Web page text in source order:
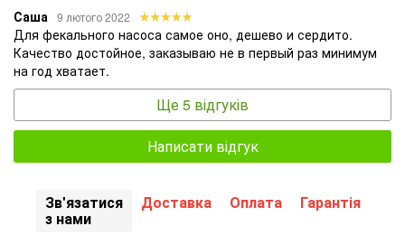
Саша 9 лютого 2022
Для фекального насоса самое оно, дешево и сердито.
Качество достойное, заказываю не в первый раз минимум
на год хватает.
Ще 5 відгуків
Написати відгук
Зв'язатися
з нами
Доставка Оплата Гарантія